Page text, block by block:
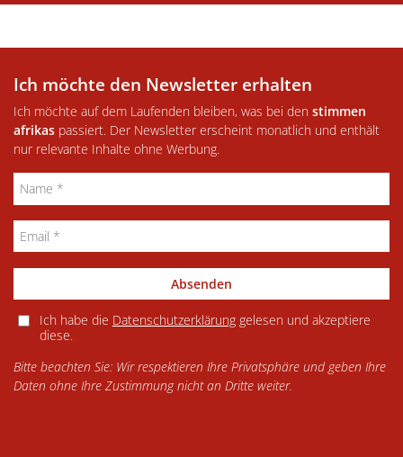
Ich möchte den Newsletter erhalten
Ich möchte auf dem Laufenden bleiben, was bei den stimmen
afrikas passiert. Der Newsletter erscheint monatlich und enthält
nur relevante Inhalte ohne Werbung.
Absenden
Ich habe die Datenschutzerklärunggelesen und akzeptiere
diese.
Bitte beachten Sie: Wir respektieren Ihre Privatsphäre und geben Ihre
Daten ohne Ihre Zustimmung nicht an Dritte weiter.